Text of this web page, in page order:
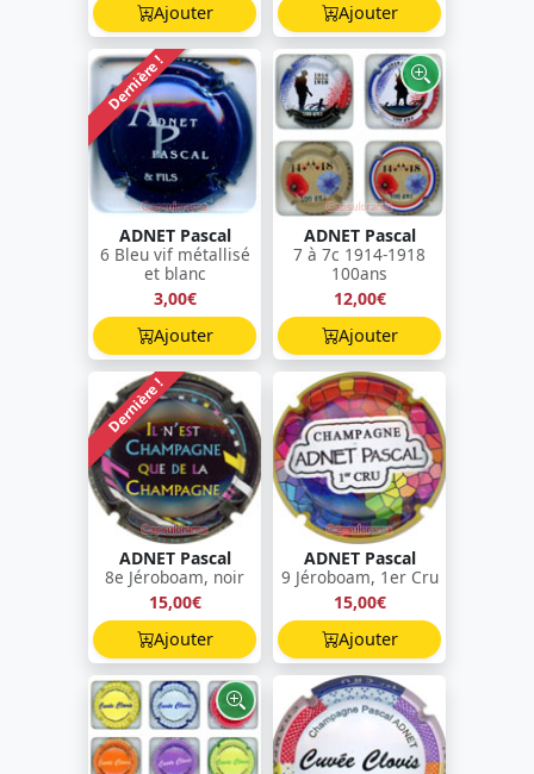
Ajouter
Ajouter
Dernière !
ADNET Pascal
6 Bleu vif métallisé
et blanc
3,00€
Ajouter
ADNET Pascal
7 à 7c 1914-1918
100ans
12,00€
Ajouter
Dernière !
ADNET Pascal
8e Jéroboam, noir
15,00€
Ajouter
ADNET Pascal
9 Jéroboam, 1er Cru
15,00€
Ajouter